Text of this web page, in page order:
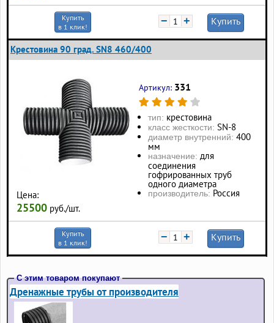
Купить
в 1 клик!
− + Купить
Крестовина 90 град. SN8 460/400
Цена:
25500 руб./шт.
Артикул: 331
тип: крестовина
класс жесткости: SN-8
диаметр внутренний: 400
мм
назначение: для
соединения
гофрированных труб
одного диаметра
производитель: Россия
Купить
в 1 клик!
− + Купить
С этим товаром покупают
Дренажные трубы от производителя